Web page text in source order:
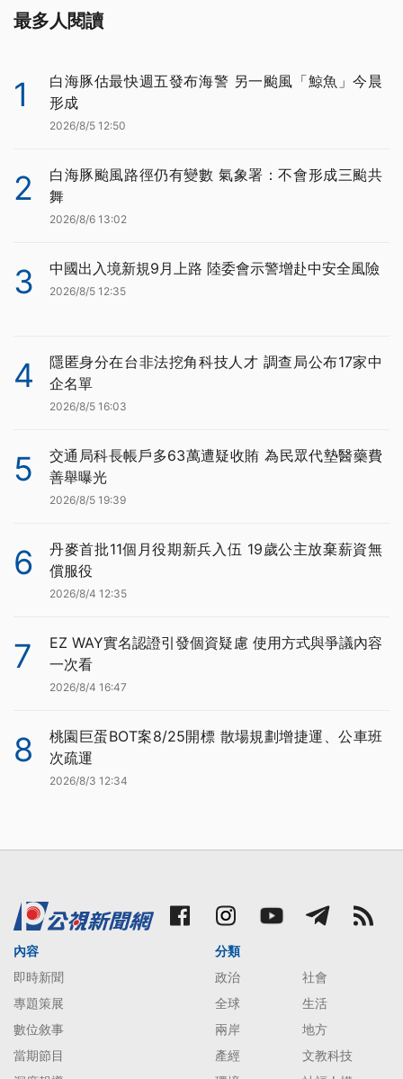
最多人閱讀
1
白海豚估最快週五發布海警 另一颱風「鯨魚」今晨
形成
2026/8/5 12:50
2
白海豚颱風路徑仍有變數 氣象署：不會形成三颱共
舞
2026/8/6 13:02
3 中國出入境新規9月上路 陸委會示警增赴中安全風險
2026/8/5 12:35
4
隱匿身分在台非法挖角科技人才 調查局公布17家中
企名單
2026/8/5 16:03
5
交通局科長帳戶多63萬遭疑收賄 為民眾代墊醫藥費
善舉曝光
2026/8/5 19:39
6
丹麥首批11個月役期新兵入伍 19歲公主放棄薪資無
償服役
2026/8/4 12:35
7
EZ WAY實名認證引發個資疑慮 使用方式與爭議內容
一次看
2026/8/4 16:47
8
桃園巨蛋BOT案8/25開標 散場規劃增捷運、公車班
次疏運
2026/8/3 12:34
內容
即時新聞
專題策展
數位敘事
當期節目
分類
政治
社會
全球
生活
兩岸
地方
產經
文教科技